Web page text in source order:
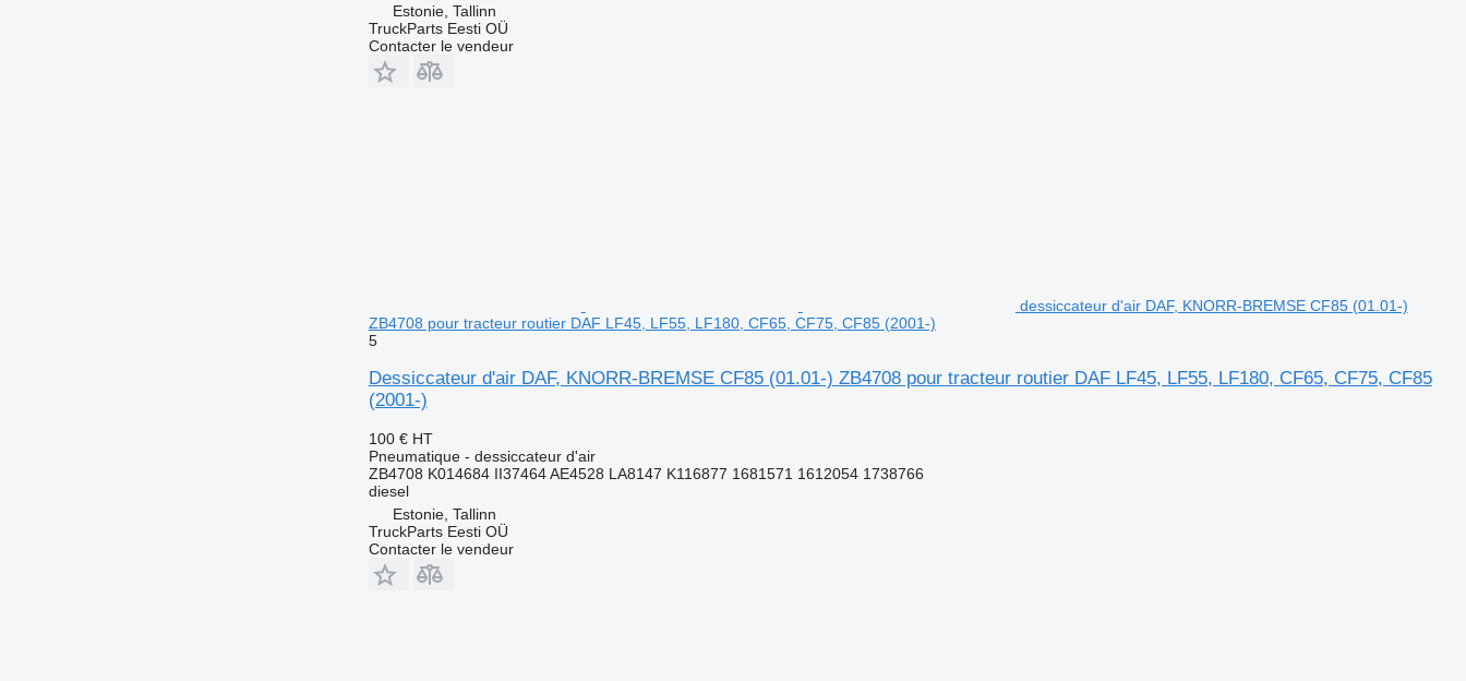
Estonie, Tallinn
TruckParts Eesti OÜ
Contacter le vendeur
dessiccateur d'air DAF, KNORR-BREMSE CF85 (01.01-)
ZB4708 pour tracteur routier DAF LF45, LF55, LF180, CF65, CF75, CF85 (2001-)
5
Dessiccateur d'air DAF, KNORR-BREMSE CF85 (01.01-) ZB4708 pour tracteur routier DAF LF45, LF55, LF180, CF65, CF75, CF85
(2001-)
100 € HT
Pneumatique - dessiccateur d'air
ZB4708 K014684 II37464 AE4528 LA8147 K116877 1681571 1612054 1738766
diesel
Estonie, Tallinn
TruckParts Eesti OÜ
Contacter le vendeur